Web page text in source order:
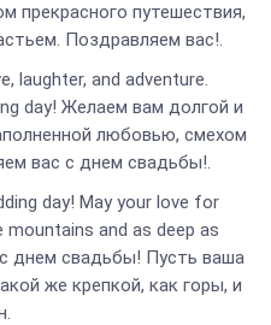
прекрасного путешествия,
Поздравляем вас!.
laughter, and adventure.
day! Желаем вам долгой и
любовью, смехом
вас с днем свадьбы!.
day! May your love for
and as deep as
днем свадьбы! Пусть ваша
же крепкой, как горы, и